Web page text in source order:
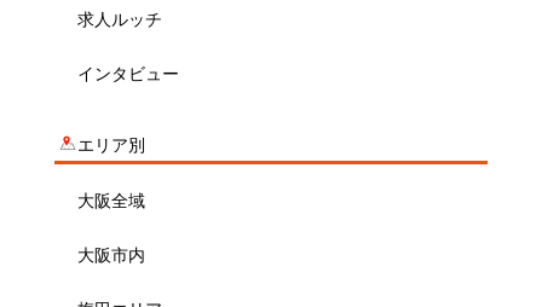
求人ルッチ
インタビュー
エリア別
大阪全域
大阪市内